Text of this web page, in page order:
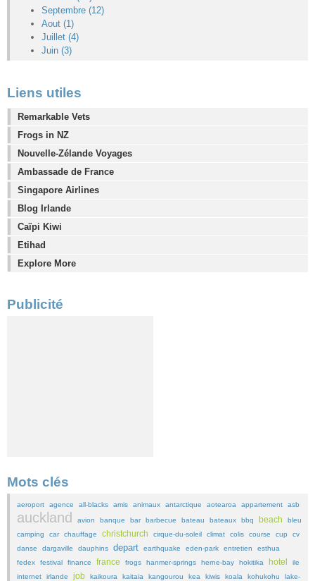
Septembre (12)
Aout (1)
Juillet (4)
Juin (3)
Liens utiles
Remarkable Vets
Frogs in NZ
Nouvelle-Zélande Voyages
Ambassade de France
Singapore Airlines
Blog Irlande
Caïpi Kiwi
Etihad
Explore More
Publicité
Mots clés
aeroport agence all-blacks amis animaux antarctique aotearoa appartement asb
auckland avion banque bar barbecue bateau bateaux bbq beach
bleu
camping
car chauffage christchurch cirque-du-soleil climat colis course cup
cv
danse
dargaville dauphins depart earthquake eden-park entretien
esthua
fedex
festival finance france frogs hanmer-springs herne-bay hokitika hotel
ile
internet
irlande job kaikoura kaitaia kangourou kea kiwis koala kohukohu lake-